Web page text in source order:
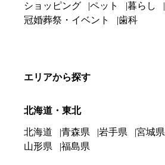
ショッピング
ペット
暮らし
冠婚葬祭・イベント
歯科
エリアから探す
北海道・東北
北海道 青森県 岩手県 宮城県
山形県
福島県